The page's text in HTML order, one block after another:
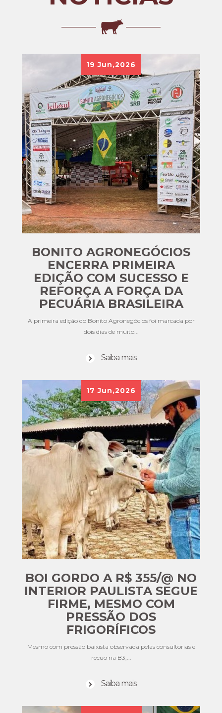
19 Jun,2026
BONITO AGRONEGÓCIOS
ENCERRA PRIMEIRA
EDIÇÃO COM SUCESSO E
REFORÇA A FORÇA DA
PECUÁRIA BRASILEIRA
A primeira edição do Bonito Agronegócios foi marcada por
dois dias de muito...
Saiba mais
17 Jun,2026
BOI GORDO A R$ 355/@ NO
INTERIOR PAULISTA SEGUE
FIRME, MESMO COM
PRESSÃO DOS
FRIGORÍFICOS
Mesmo com pressão baixista observada pelas consultorias e
recuo na B3,...
Saiba mais